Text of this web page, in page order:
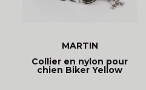
MARTIN
Collier en nylon pour
chien Biker Yellow